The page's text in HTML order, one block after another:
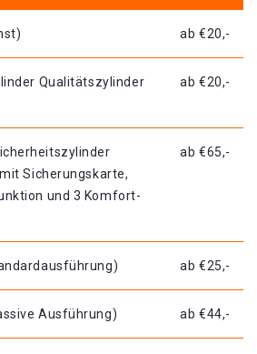
ab €20,-
Qualitätszylinder
ab €20,-
Sicherungskarte,
und 3 Komfort-
ab €65,-
ab €25,-
Ausführung) ab €44,-